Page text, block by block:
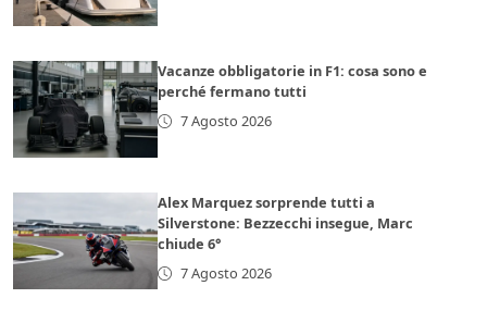
Vacanze obbligatorie in F1: cosa sono e
perché fermano tutti
7 Agosto 2026
Alex Marquez sorprende tutti a
Silverstone: Bezzecchi insegue, Marc
chiude 6°
7 Agosto 2026